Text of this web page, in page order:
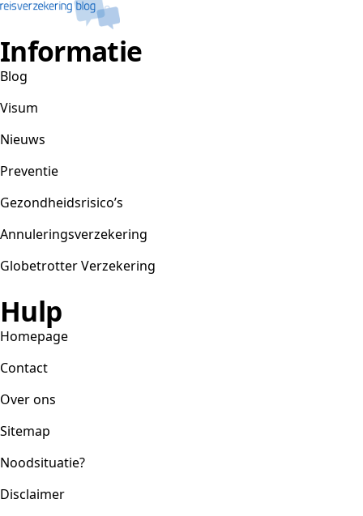
Informatie
Blog
Visum
Nieuws
Preventie
Gezondheidsrisico’s
Annuleringsverzekering
Globetrotter Verzekering
Hulp
Homepage
Contact
Over ons
Sitemap
Noodsituatie?
Disclaimer